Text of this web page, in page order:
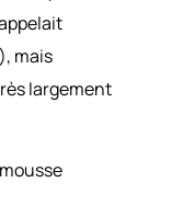
mais
largement